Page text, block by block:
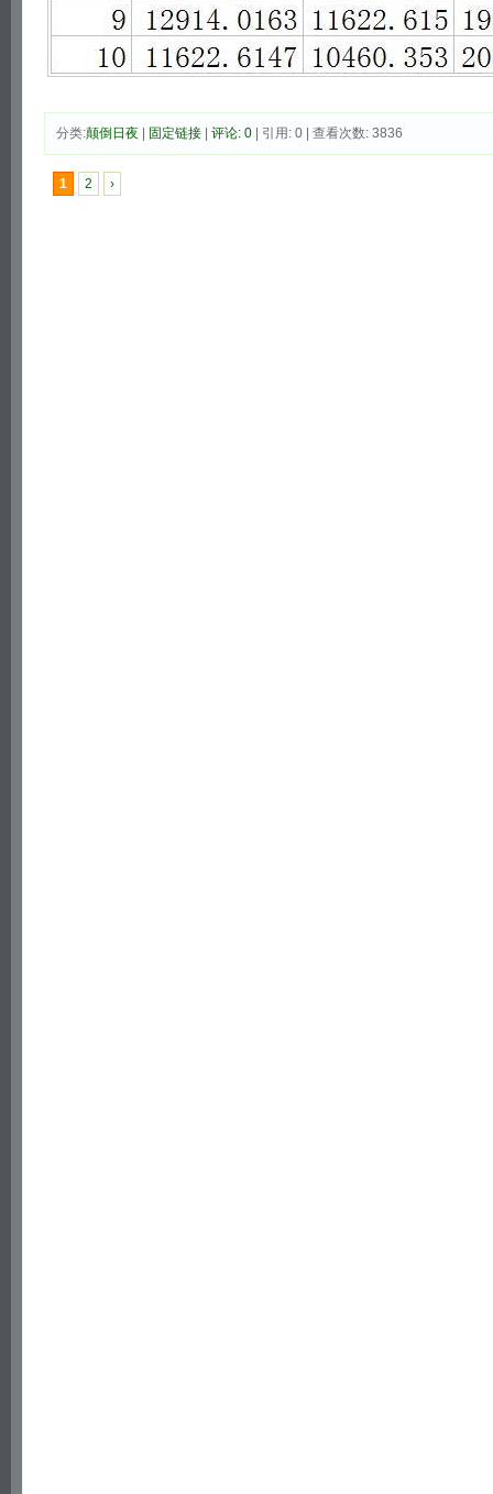
分类:颠倒日夜 固定链接 评论: 0 | 引用: 0 | 查看次数: 3836
1 2 ›